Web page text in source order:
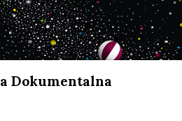
Dokumentalna